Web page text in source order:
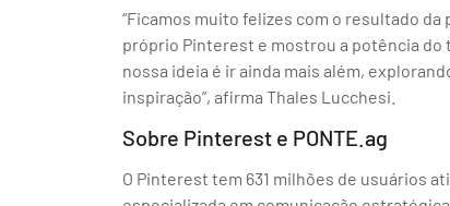
“Ficamos muito felizes com o resultado
próprio Pinterest e mostrou a potência do
nossa ideia é ir ainda mais além,
inspiração”, afirma Thales Lucchesi.
Sobre Pinterest e PONTE.ag
O Pinterest tem 631 milhões de usuários